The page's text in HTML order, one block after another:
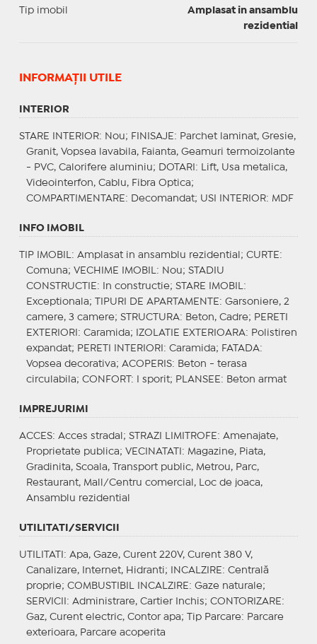
Tip imobil
Amplasat in ansamblu
rezidential
INFORMAŢII UTILE
INTERIOR
STARE INTERIOR: Nou; FINISAJE : Parchet laminat, Gresie,
Granit, Vopsea lavabila, Faianta, Geamuri termoizolante
- PVC, Calorifere aluminiu;
DOTARI : Lift, Usa metalica,
Videointerfon, Cablu, Fibra Optica;
COMPARTIMENTARE : Decomandat; USI INTERIOR: MDF
INFO IMOBIL
TIP IMOBIL : Amplasat in ansamblu rezidential; CURTE :
Comuna; VECHIME IMOBIL : Nou; STADIU
CONSTRUCTIE : In constructie; STARE IMOBIL :
Exceptionala;
TIPURI DE APARTAMENTE : Garsoniere, 2
camere, 3 camere; STRUCTURA: Beton, Cadre; PERETI
EXTERIORI : Caramida; IZOLATIE EXTERIOARA: Polistiren
expandat; PERETI INTERIORI : Caramida; FATADA:
Vopsea decorativa; ACOPERIS: Beton - terasa
circulabila; CONFORT : I sporit; PLANSEE : Beton armat
IMPREJURIMI
ACCES: Acces stradal; STRAZI LIMITROFE : Amenajate,
Proprietate publica; VECINATATI : Magazine, Piata,
Gradinita, Scoala, Transport public, Metrou, Parc,
Restaurant, Mall/Centru comercial, Loc de joaca,
Ansamblu rezidential
UTILITATI/SERVICII
UTILITATI : Apa, Gaze, Curent 220V, Curent 380 V,
Canalizare, Internet, Hidranti;
INCALZIRE : Centrală
proprie; COMBUSTIBIL INCALZIRE : Gaze naturale;
SERVICII : Administrare, Cartier Inchis; CONTORIZARE :
Gaz, Curent electric, Contor apa;
Tip Parcare: Parcare
exterioara, Parcare acoperita